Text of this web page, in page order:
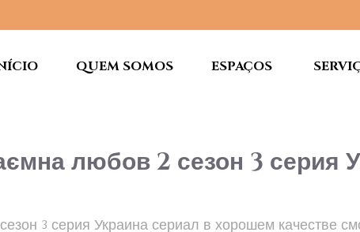
QUEM SOMOS ESPAÇOS
любов 2 сезон 3 серия
3 серия Украина сериал в хорошем качестве